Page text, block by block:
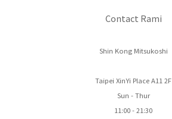
Contact Rami
Shin Kong Mitsukoshi
Taipei XinYi Place A11 2F
Sun - Thur
11:00 - 21:30